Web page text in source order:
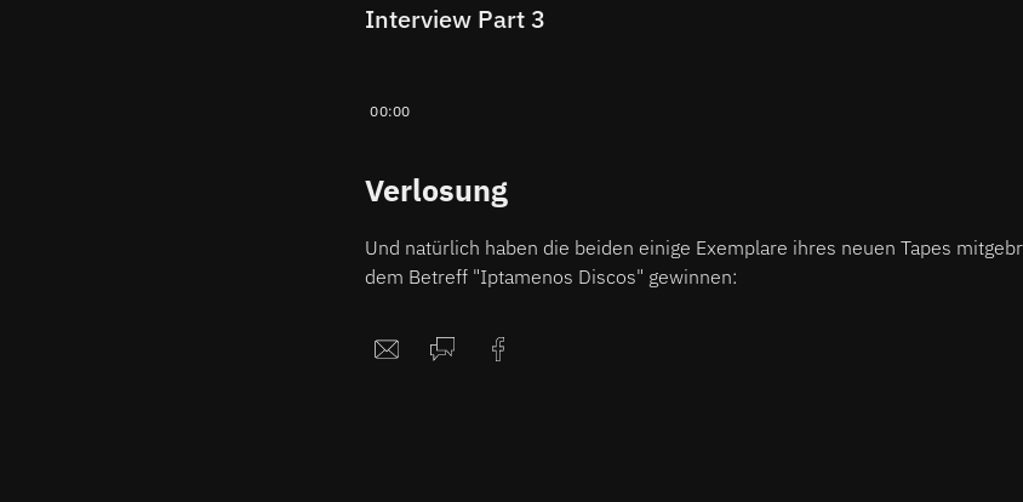
Interview Part 3
00:00
Verlosung
Und natürlich haben die beiden einige Exemplare ihres neuen Tapes
dem Betreff "Iptamenos Discos" gewinnen: